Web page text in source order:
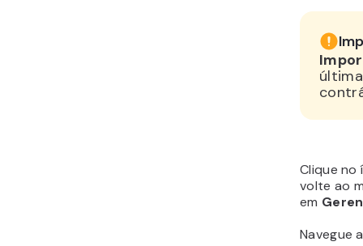
Clique no
volte ao
em
Navegue